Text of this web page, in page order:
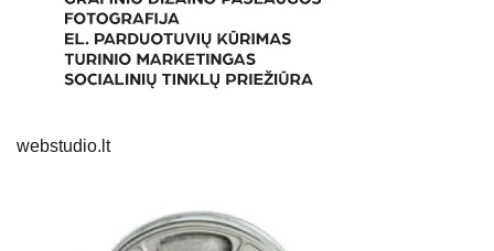
webstudio.lt